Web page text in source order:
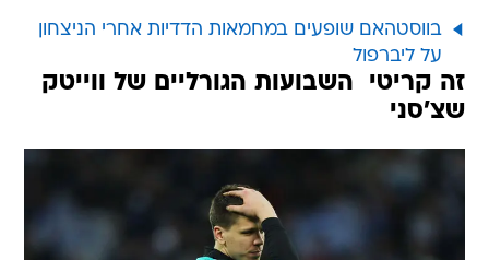
בווסטהאם שופעים במחמאות הדדיות אחרי הניצחון
על ליברפול
זה קריטי  השבועות הגורליים של ווייטק
שצ'סני